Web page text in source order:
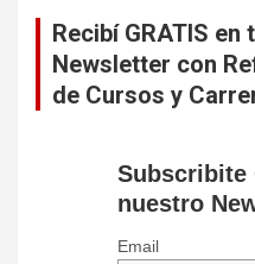
Recibí GRATIS
Newsletter con
de Cursos y
Subscribite
nuestro
Email